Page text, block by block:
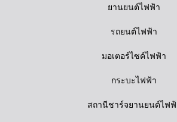
ยานยนต์ไฟฟ้า
รถยนต์ไฟฟ้า
มอเตอร์ไซค์ไฟฟ้า
กระบะไฟฟ้า
สถานีชาร์จยานยนต์ไฟ